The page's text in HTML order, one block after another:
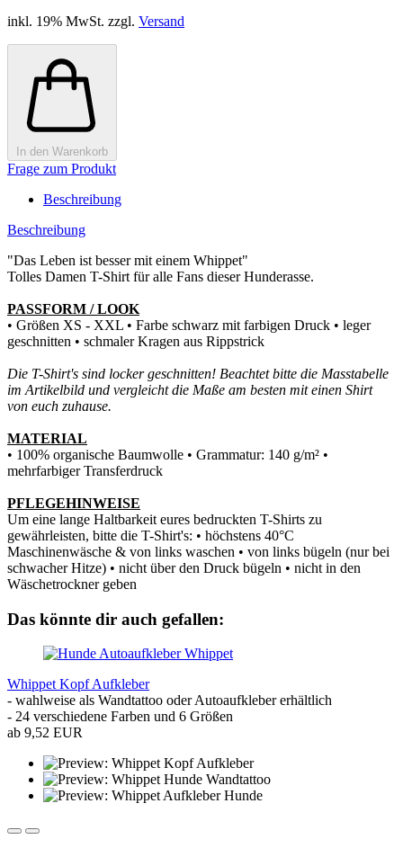
inkl. 19% MwSt. zzgl. Versand
In den Warenkorb
Frage zum Produkt
Beschreibung
Beschreibung
"Das Leben ist besser mit einem Whippet"
Tolles Damen T-Shirt für alle Fans dieser Hunderasse.
PASSFORM / LOOK
• Größen XS - XXL • Farbe schwarz mit farbigen Druck • leger
geschnitten • schmaler Kragen aus Rippstrick
Die T-Shirt's sind locker geschnitten! Beachtet bitte die Masstabelle
im Artikelbild und vergleicht die Maße am besten mit einen Shirt
von euch zuhause.
MATERIAL
• 100% organische Baumwolle • Grammatur: 140 g/m² •
mehrfarbiger Transferdruck
PFLEGEHINWEISE
Um eine lange Haltbarkeit eures bedruckten T-Shirts zu
gewährleisten, bitte die T-Shirt's: • höchstens 40°C
Maschinenwäsche & von links waschen • von links bügeln (nur bei
schwacher Hitze) • nicht über den Druck bügeln • nicht in den
Wäschetrockner geben
Das könnte dir auch gefallen:
Whippet Kopf Aufkleber
- wahlweise als Wandtattoo oder Autoaufkleber erhältlich
- 24 verschiedene Farben und 6 Größen
ab 9,52 EUR